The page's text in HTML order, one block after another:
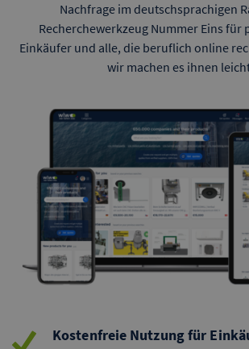
Nachfrage im deutschsprachigen
Recherchewerkzeug Nummer Eins für
Einkäufer und alle, die beruflich online
wir machen es ihnen
Kostenfreie Nutzung für